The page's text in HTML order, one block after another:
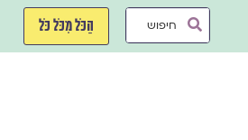
Search
הַכֹּל מִכֹּל כֹּל